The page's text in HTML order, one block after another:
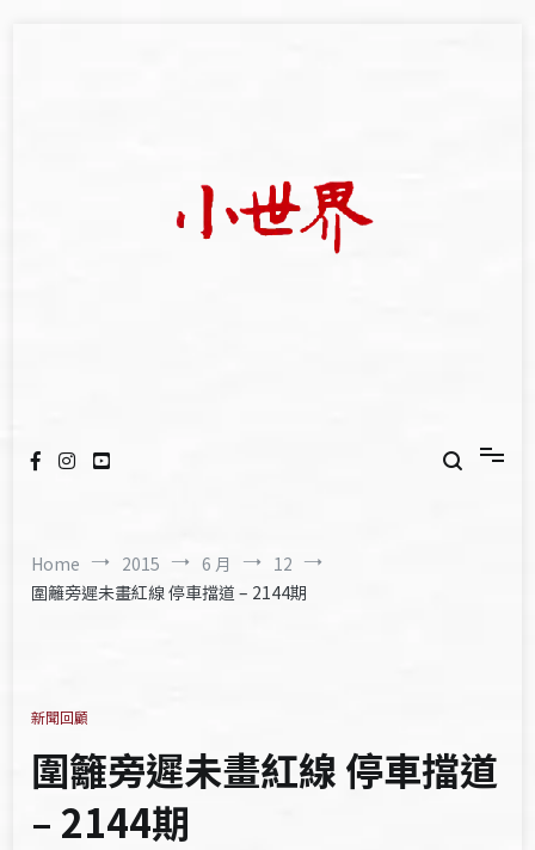
Home 2015 6 月
12
圍籬旁遲未畫紅線 停車擋道 – 2144期
新聞回顧
圍籬旁遲未畫紅線 停車擋道
– 2144期